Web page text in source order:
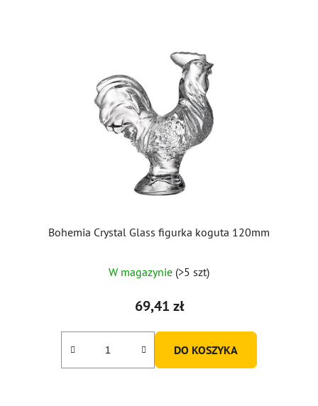
Bohemia Crystal Glass figurka koguta 120mm
W magazynie (>5 szt)
69,41 zł
DO KOSZYKA